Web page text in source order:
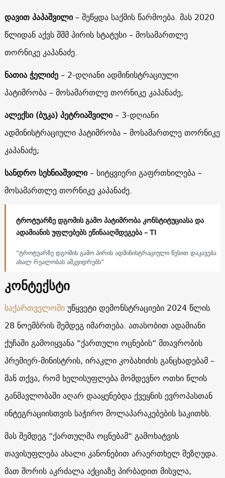
დავით პაპაშვილი– შეწყდა საქმის წარმოება. მას 2020
წლიდან აქვს შშმ პირის სტატუსი – მოსამართლე
თორნიკე კაპანაძე.
ნათია ჭელიძე– 2-დღიანი ადმინისტრაციული
პატიმრობა – მოსამართლე თორნიკე კაპანაძე;
ალექსი (ბუკა) პეტრიაშვილი– 3-დღიანი
ადმინისტრაციული პატიმრობა – მოსამართლე თორნიკე
კაპანაძე;
სანდრო სეხნიაშვილი– სიტყვიერი გაფრთხილება –
მოსამართლე თორნიკე კაპანაძე.
ტროტუარზე დგომის გამო პატიმრობა კონსტიტუციასა და
ადამიანის უფლებებს ეწინააღმდეგება – TI
“ტროტუარზე დგომის გამო პირის ადმინისტრაციული წესით დაკავება
ახალ რეალობას ამკვიდრებს”
კონტექსტი
საქართველოშიუწყვეტი დემონსტრაციები 2024 წლის
28 ნოემბრის შემდეგ იმართება. ათასობით ადამიანი
ქუჩაში გამოიყვანა “ქართული ოცნების“ მთავრობის
პრემიერ-მინისტრის, ირაკლი კობახიძის განცხადებამ –
მან თქვა, რომ ხელისუფლება მომდევნო ოთხი წლის
განმავლობაში აღარ დააყენებდა ქვეყნის ევროპასთან
ინტეგრაციისთვის საჭირო მოლაპარაკებების საკითხს.
მას შემდეგ “ქართულმა ოცნებამ“ გამოხატვის
თავისუფლება ახალი კანონებით არაერთხელ შეზღუდა.
მათ შორის აკრძალა აქციაზე პირბადით მისვლა,